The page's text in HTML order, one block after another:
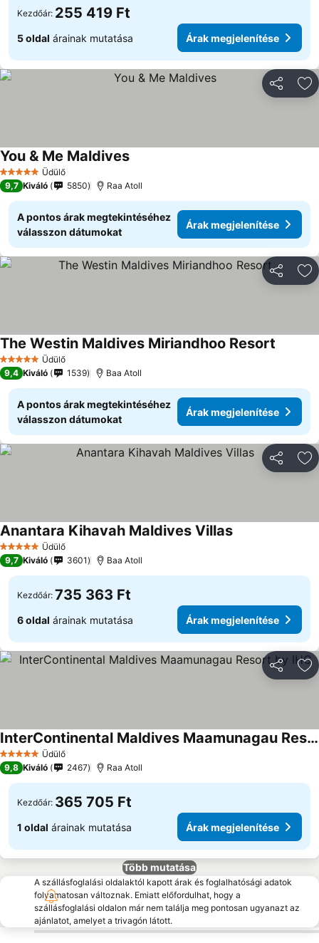
Kezdőár: 255 419 Ft
5 oldal árainak mutatása Árak megjelenítése
5 KategóriaÜdülő
You & Me MaldivesÁrak megjelenítése
9,7 Kiváló 5850 Raa Atoll
A pontos árak megtekintéséhez
válasszon dátumokat
Árak megjelenítése
5 KategóriaÜdülő
The Westin Maldives Miriandhoo Resort
9,4 Kiváló 1539 Baa Atoll
A pontos árak megtekintéséhez
válasszon dátumokat
Árak megjelenítése
5 KategóriaÜdülő
Anantara Kihavah Maldives VillasÁrak
9,7 Kiváló 3601 Baa Atoll
Kezdőár: 735 363 Ft
6 oldal árainak mutatása Árak megjelenítése
5 KategóriaÜdülő
InterContinental Maldives Maamunagau Resort by IHG
Árak megjelenítése
9,8 Kiváló 2467 Raa Atoll
Kezdőár: 365 705 Ft
1 oldal árainak mutatása Árak megjelenítése
Több mutatása
A szállásfoglalási oldalaktól kapott árak és foglalhatósági adatok
folyamatosan változnak. Emiatt előfordulhat, hogy a
szállásfoglalási oldalon már nem találja meg pontosan ugyanazt az
ajánlatot, amelyet a trivagón látott.